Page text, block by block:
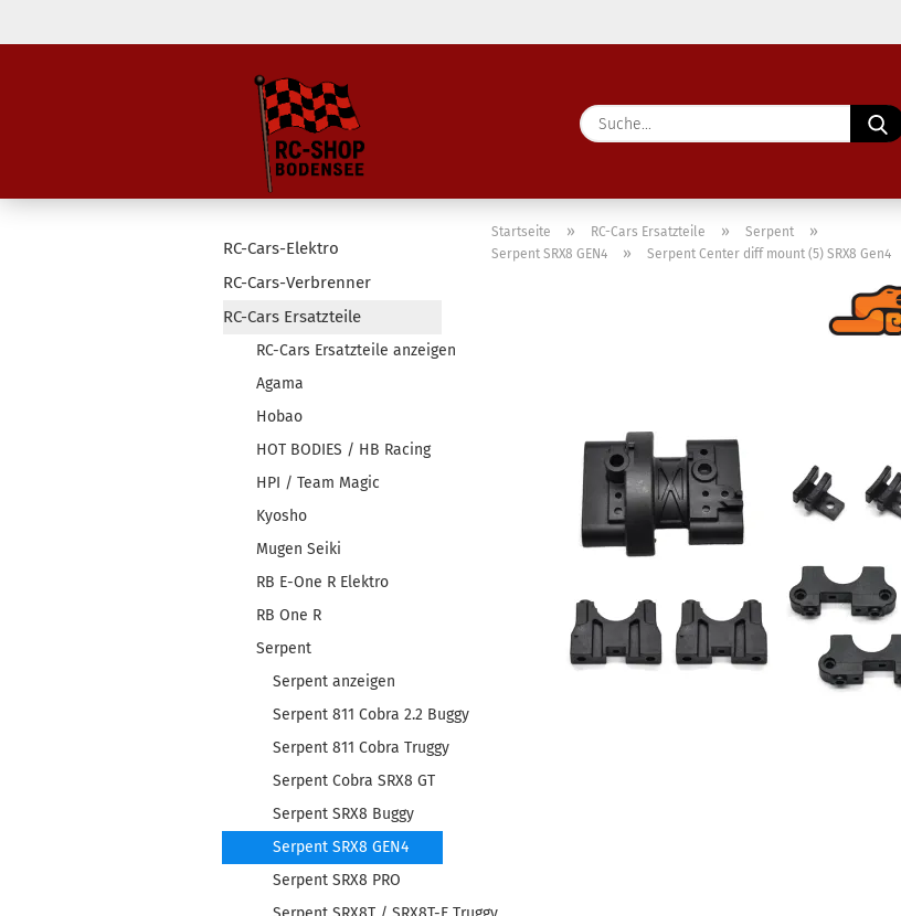
Startseite » RC-Cars Ersatzteile » Serpent »
Serpent SRX8 GEN4 » Serpent Center diff mount (5) SRX8 Gen4
RC-Cars-Elektro
RC-Cars-Verbrenner
RC-Cars Ersatzteile
RC-Cars Ersatzteile anzeigen
Agama
Hobao
HOT BODIES / HB Racing
HPI / Team Magic
Kyosho
Mugen Seiki
RB E-One R Elektro
RB One R
Serpent
Serpent anzeigen
Serpent 811 Cobra 2.2 Buggy
Serpent 811 Cobra Truggy
Serpent Cobra SRX8 GT
Serpent SRX8 Buggy
Serpent SRX8 GEN4
Serpent SRX8 PRO